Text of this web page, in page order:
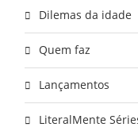
Dilemas da idade
Quem faz
Lançamentos
LiteralMente